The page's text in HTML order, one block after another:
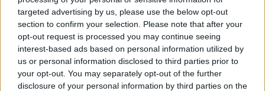
targeted advertising by us, please use the below opt-out
section to confirm your selection. Please note that after your
opt-out request is processed you may continue seeing
interest-based ads based on personal information utilized by
us or personal information disclosed to third parties prior to
your opt-out. You may separately opt-out of the further
disclosure of your personal information by third parties on the
¿La ciudadanía de Occidente
es consciente del riesgo de
una tercera guerra mundial?
Por Álvaro Frutos Rosado y Gabinete
Geopolítica de Crisis